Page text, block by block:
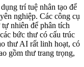
trí tuệ nhân tạo để
nghiệp. Các công cụ
nhiên để phân tích
bức thư có cấu trúc
thư AI rất linh hoạt, có
gồm thư trang trọng,